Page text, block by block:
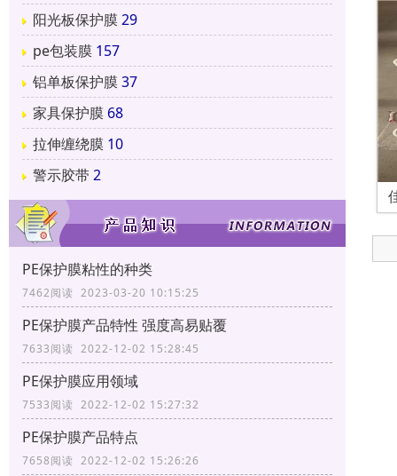
阳光板保护膜29
pe包装膜 157
铝单板保护膜37
家具保护膜 68
拉伸缠绕膜 10
警示胶带2
PE保护膜粘性的种类
7462阅读 2023-03-20 10:15:25
PE保护膜产品特性 强度高易贴覆
7633阅读 2022-12-02 15:28:45
PE保护膜应用领域
7533阅读 2022-12-02 15:27:32
PE保护膜产品特点
7658阅读 2022-12-02 15:26:26